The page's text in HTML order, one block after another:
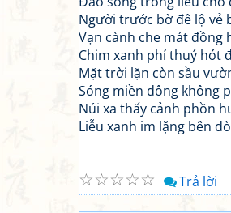
Người trước bờ đê lộ vẻ
Vạn cành che mát đồng
Chim xanh phỉ thuý hót
Mặt trời lặn còn sầu
Sóng miền đông không
Núi xa thấy cảnh phồn
Liễu xanh im lặng bên
☆
☆
☆
☆
☆ Trả lời